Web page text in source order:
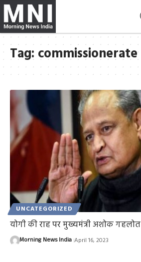
Tag: commissionerate
UNCATEGORIZED
योगी की राह पर मुख्यमंत्री अशोक गहलोत
Morning News India April 16, 2023